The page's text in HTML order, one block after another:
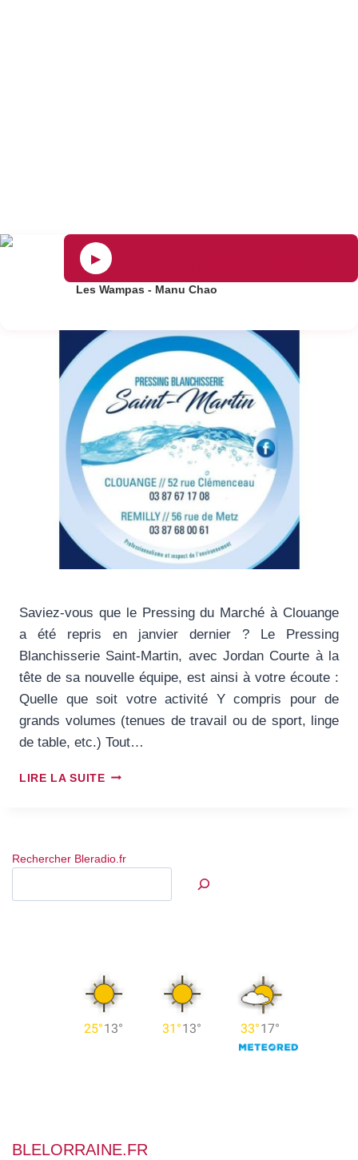
▶
Les Wampas - Manu Chao
Saviez-vous que le Pressing du Marché à Clouange
a été repris en janvier dernier ? Le Pressing
Blanchisserie Saint-Martin, avec Jordan Courte à la
tête de sa nouvelle équipe, est ainsi à votre écoute :
Quelle que soit votre activité Y compris pour de
grands volumes (tenues de travail ou de sport, linge
de table, etc.) Tout…
LIRE LA SUITEREPRISE
À
Rechercher Bleradio.fr
BLELORRAINE.FR